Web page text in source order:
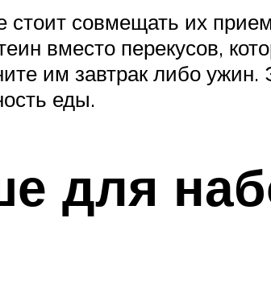
стоит совмещать их
вместо перекусов,
им завтрак либо ужин.
еды.
для